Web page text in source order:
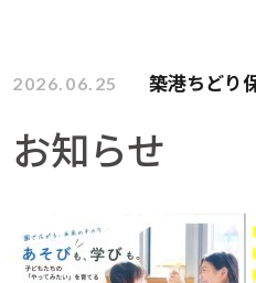
2026.06.25 築港ちどり
お知らせ